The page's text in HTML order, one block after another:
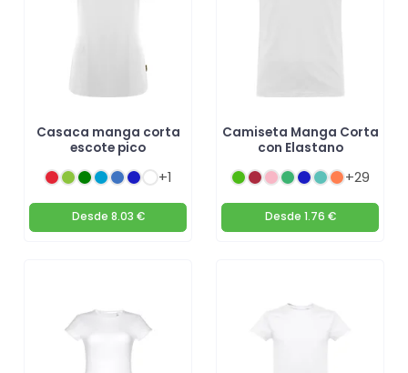
Casaca manga corta
escote pico
+1
Desde 8.03 €
Camiseta Manga Corta
con Elastano
+29
Desde 1.76 €